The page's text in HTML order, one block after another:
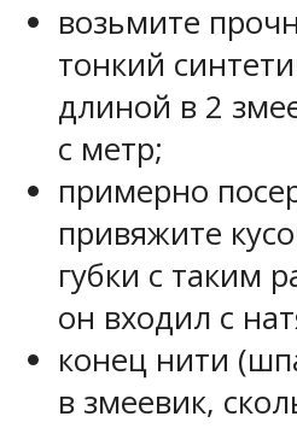
возьмите
тонкий
длиной в 2
с метр;
примерно
привяжите
губки с таким
он входил с
конец нити
в змеевик,